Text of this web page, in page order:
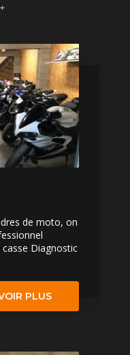
de moto, on
casse Diagnostic
PLUS